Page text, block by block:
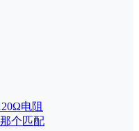
电阻
个匹配